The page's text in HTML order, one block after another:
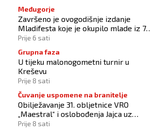
Međugorje
Završeno je ovogodišnje izdanje
Mladifesta koje je okupilo mlade iz 73
zemlje svijeta
Prije 6 sati
Grupna faza
U tijeku malonogometni turnir u
Kreševu
Prije 8 sati
Čuvanje uspomene na branitelje
Obilježavanje 31. obljetnice VRO
„Maestral“ i oslobođenja Jajca uz
pokroviteljstvo HNS-a BiH
Prije 8 sati